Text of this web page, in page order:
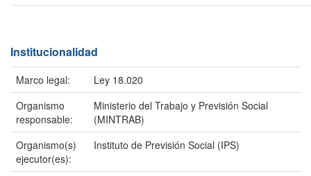
Institucionalidad
Marco legal:
Ley 18.020
Organismo
responsable:
Ministerio del Trabajo y Previsión Social
(MINTRAB)
Organismo(s)
ejecutor(es):
Instituto de Previsión Social (IPS)